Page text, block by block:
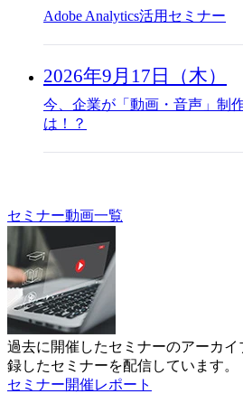
Adobe Analytics活用セミナー
2026年9月17日（木）
今、企業が「動画・音声」制
は！？
セミナー動画一覧
過去に開催したセミナーのアーカ
録したセミナーを配信しています。
セミナー開催レポート